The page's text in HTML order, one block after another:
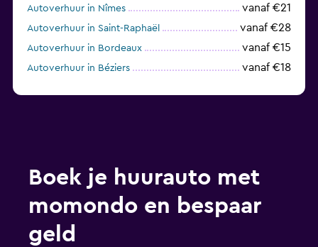
Autoverhuur in Nîmes vanaf €21
Autoverhuur in Saint-Raphaël vanaf €28
Autoverhuur in Bordeaux vanaf €15
Autoverhuur in Béziers vanaf €18
Boek je huurauto met
momondo en bespaar
geld